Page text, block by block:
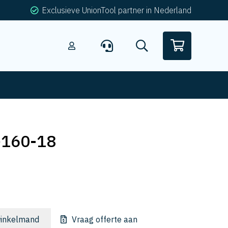
Exclusieve UnionTool partner in Nederland
18
Vraag offerte aan